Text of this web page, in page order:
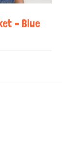
– Blue